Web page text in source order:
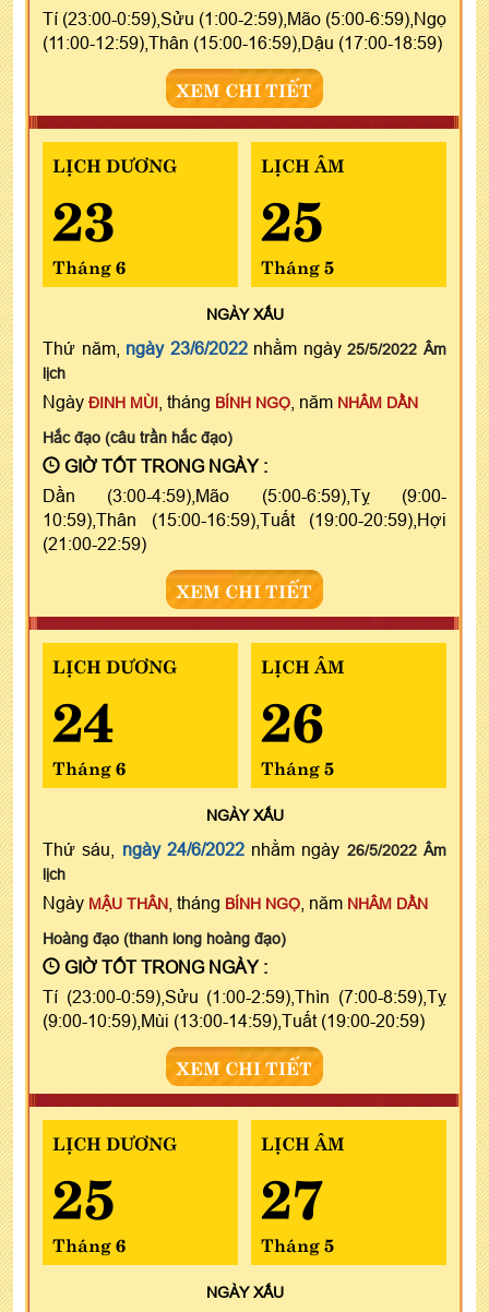
Tí (23:00-0:59),Sửu (1:00-2:59),Mão (5:00-6:59),Ngọ
(11:00-12:59),Thân (15:00-16:59),Dậu (17:00-18:59)
XEM CHI TIẾT
LỊCH DƯƠNG
23
Tháng 6
LỊCH ÂM
25
Tháng 5
NGÀYXẤU
Thứ năm, ngày 23/6/2022nhằm ngày25/5/2022 Âm
lịch
Ngày ĐINH MÙI , tháng BÍNH NGỌ , năm NHÂM DẦN
Hắc đạo (câu trần hắc đạo)
GIỜ TỐT TRONG NGÀY :
Dần (3:00-4:59),Mão (5:00-6:59),Tỵ (9:00-
10:59),Thân (15:00-16:59),Tuất (19:00-20:59),Hợi
(21:00-22:59)
XEM CHI TIẾT
LỊCH DƯƠNG
24
Tháng 6
LỊCH ÂM
26
Tháng 5
NGÀYXẤU
Thứ sáu, ngày 24/6/2022nhằm ngày 26/5/2022 Âm
lịch
Ngày MẬU THÂN , tháng BÍNH NGỌ , năm NHÂM DẦN
Hoàng đạo (thanh long hoàng đạo)
GIỜ TỐT TRONG NGÀY :
Tí (23:00-0:59),Sửu (1:00-2:59),Thìn (7:00-8:59),Tỵ
(9:00-10:59),Mùi (13:00-14:59),Tuất (19:00-20:59)
XEM CHI TIẾT
LỊCH DƯƠNG
25
Tháng 6
LỊCH ÂM
27
Tháng 5
NGÀYXẤU